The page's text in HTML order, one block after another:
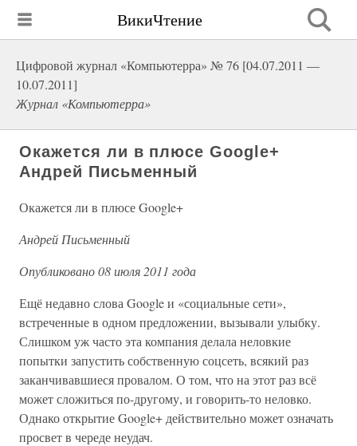
ВикиЧтение
Цифровой журнал «Компьютерра» № 76 [04.07.2011 —
10.07.2011]
Журнал «Компьютерра»
Окажется ли в плюсе Google+
Андрей Письменный
Окажется ли в плюсе Google+
Андрей Письменный
Опубликовано 08 июля 2011 года
Ещё недавно слова Google и «социальные сети»,
встреченные в одном предложении, вызывали улыбку.
Слишком уж часто эта компания делала неловкие
попытки запустить собственную соцсеть, всякий раз
заканчивавшиеся провалом. О том, что на этот раз всё
может сложиться по-другому, и говорить-то неловко.
Однако открытие Google+ действительно может означать
просвет в череде неудач.